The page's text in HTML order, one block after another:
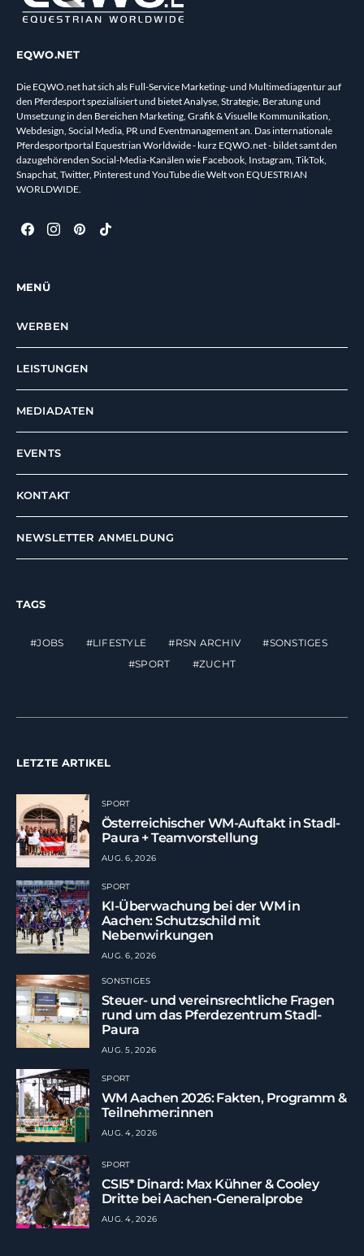
EQWO.NET
Die EQWO.net hat sich als Full-Service Marketing- und Multimediagentur auf
den Pferdesport spezialisiert und bietet Analyse, Strategie, Beratung und
Umsetzung in den Bereichen Marketing, Grafik & Visuelle Kommunikation,
Webdesign, Social Media, PR und Eventmanagement an. Das internationale
Pferdesportportal Equestrian Worldwide - kurz EQWO.net - bildet samt den
dazugehörenden Social-Media-Kanälen wie Facebook, Instagram, TikTok,
Snapchat, Twitter, Pinterest und YouTube die Welt von EQUESTRIAN
WORLDWIDE.
MENÜ
WERBEN
LEISTUNGEN
MEDIADATEN
EVENTS
KONTAKT
NEWSLETTER ANMELDUNG
TAGS
JOBS LIFESTYLE RSN ARCHIV
SONSTIGES
SPORT
ZUCHT
LETZTE ARTIKEL
SPORT
Österreichischer WM-Auftakt in Stadl-
Paura + Teamvorstellung
AUG. 6, 2026
SPORT
KI-Überwachung bei der WM in
Aachen: Schutzschild mit
Nebenwirkungen
AUG. 6, 2026
SONSTIGES
Steuer- und vereinsrechtliche Fragen
rund um das Pferdezentrum Stadl-
Paura
AUG. 5, 2026
SPORT
WM Aachen 2026: Fakten, Programm &
Teilnehmer:innen
AUG. 4, 2026
SPORT
CSI5* Dinard: Max Kühner & Cooley
Dritte bei Aachen-Generalprobe
AUG. 4, 2026